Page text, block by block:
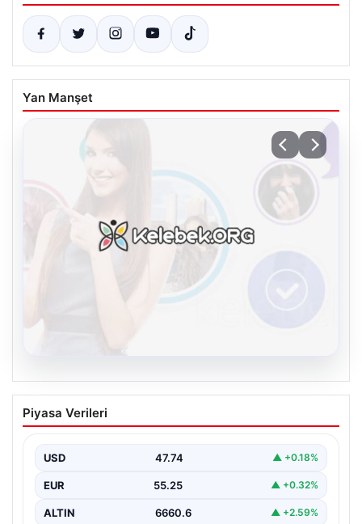
Yan Manşet
Kelebek chat adresi İle Çevrim içi
İletişimin Güvenli Adresi Ve Sohbet
Sanal çağında bireylerin kaliteli bir tarzda irtibat kurması
Piyasa Verileri
USD 47.74 ▲ +0.18%
EUR 55.25 ▲ +0.32%
ALTIN 6660.6 ▲ +2.59%